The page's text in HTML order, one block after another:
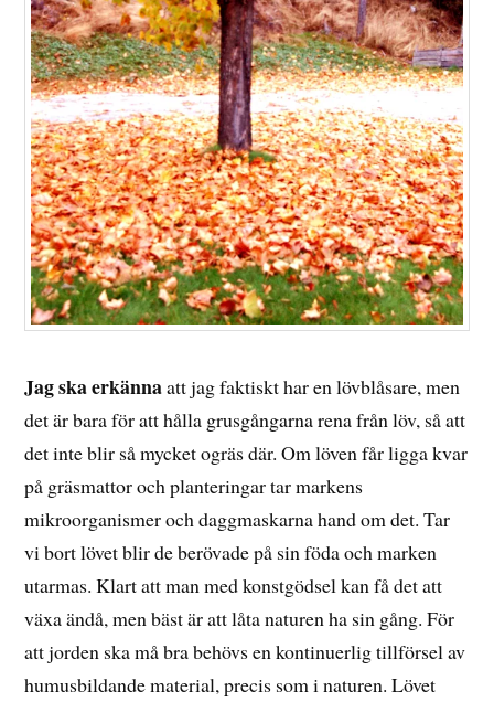
Jag ska erkännaatt jag faktiskt har en lövblåsare, men
det är bara för att hålla grusgångarna rena från löv, så att
det inte blir så mycket ogräs där. Om löven får ligga kvar
på gräsmattor och planteringar tar markens
mikroorganismer och daggmaskarna hand om det. Tar
vi bort lövet blir de berövade på sin föda och marken
utarmas. Klart att man med konstgödsel kan få det att
växa ändå, men bäst är att låta naturen ha sin gång. För
att jorden ska må bra behövs en kontinuerlig tillförsel av
humusbildande material, precis som i naturen. Lövet